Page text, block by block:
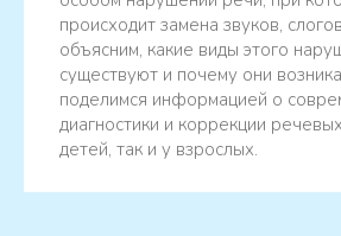
происходит замена звуков,
объясним, какие виды этого
существуют и почему они
поделимся информацией о
диагностики и коррекции
детей, так и у взрослых.